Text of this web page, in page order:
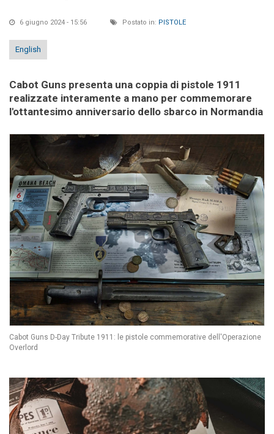
6 giugno 2024 - 15:56 Postato in: PISTOLE
English
Cabot Guns presenta una coppia di pistole 1911
realizzate interamente a mano per commemorare
l'ottantesimo anniversario dello sbarco in Normandia
Cabot Guns D-Day Tribute 1911: le pistole commemorative dell'Operazione
Overlord